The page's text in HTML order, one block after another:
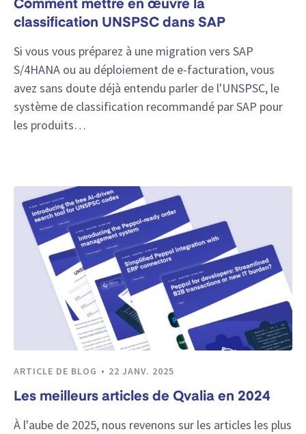
Comment mettre en œuvre la
classification UNSPSC dans SAP
Si vous vous préparez à une migration vers SAP
S/4HANA ou au déploiement de e-facturation, vous
avez sans doute déjà entendu parler de l'UNSPSC, le
système de classification recommandé par SAP pour
les produits…
ARTICLE DE BLOG 22 JANV. 2025
Les meilleurs articles de Qvalia en 2024
À l'aube de 2025, nous revenons sur les articles les plus